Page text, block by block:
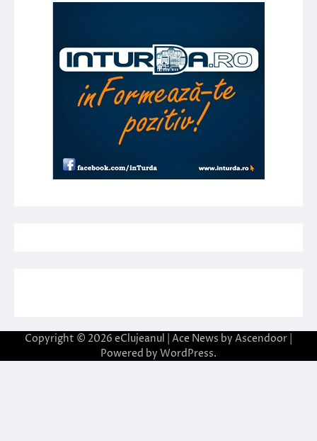
Copyright © 2026 eClujeanul | Ace News by Ascendoor
Powered by WordPress.